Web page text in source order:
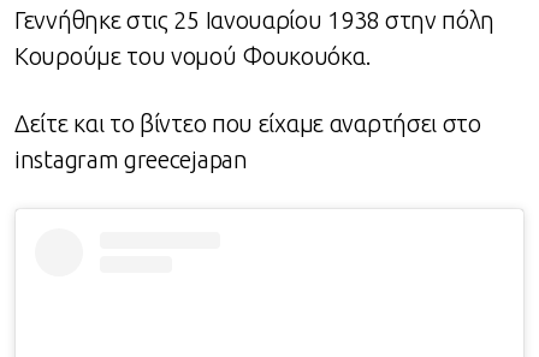
Γεννήθηκε στις 25 Ιανουαρίου 1938 στην πόλη
Κουρούμε του νομού Φουκουόκα.
Δείτε και το βίντεο που είχαμε αναρτήσει στο
instagram greecejapan